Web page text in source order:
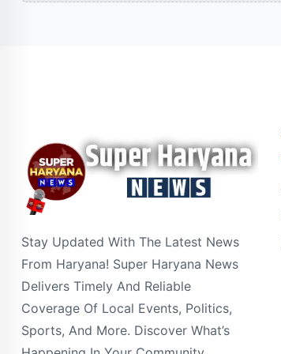
Stay Updated With The Latest News
From Haryana! Super Haryana News
Delivers Timely And Reliable
Coverage Of Local Events, Politics,
Sports, And More. Discover What’s